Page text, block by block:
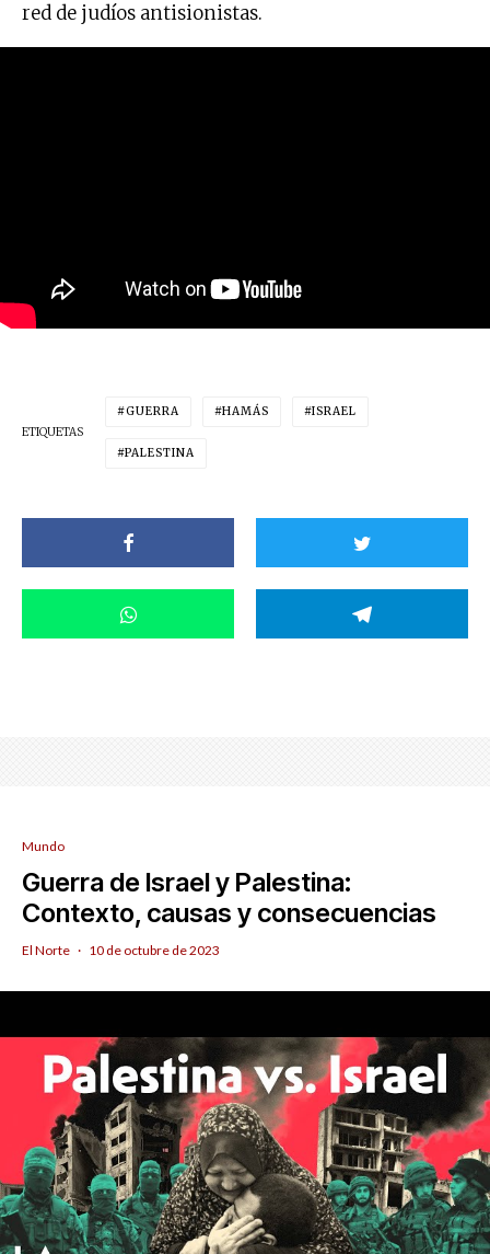
red de judíos antisionistas.
ETIQUETAS
GUERRA HAMÁS ISRAEL
PALESTINA
Mundo
Guerra de Israel y Palestina:
Contexto, causas y consecuencias
El Norte · 10 de octubre de 2023